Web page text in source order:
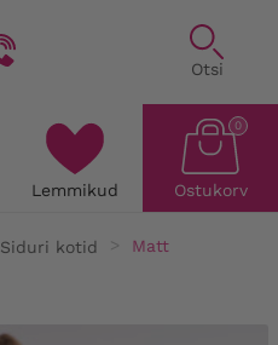
Otsi
Lemmikud Ostukorv
0
Siduri kotid
Matt